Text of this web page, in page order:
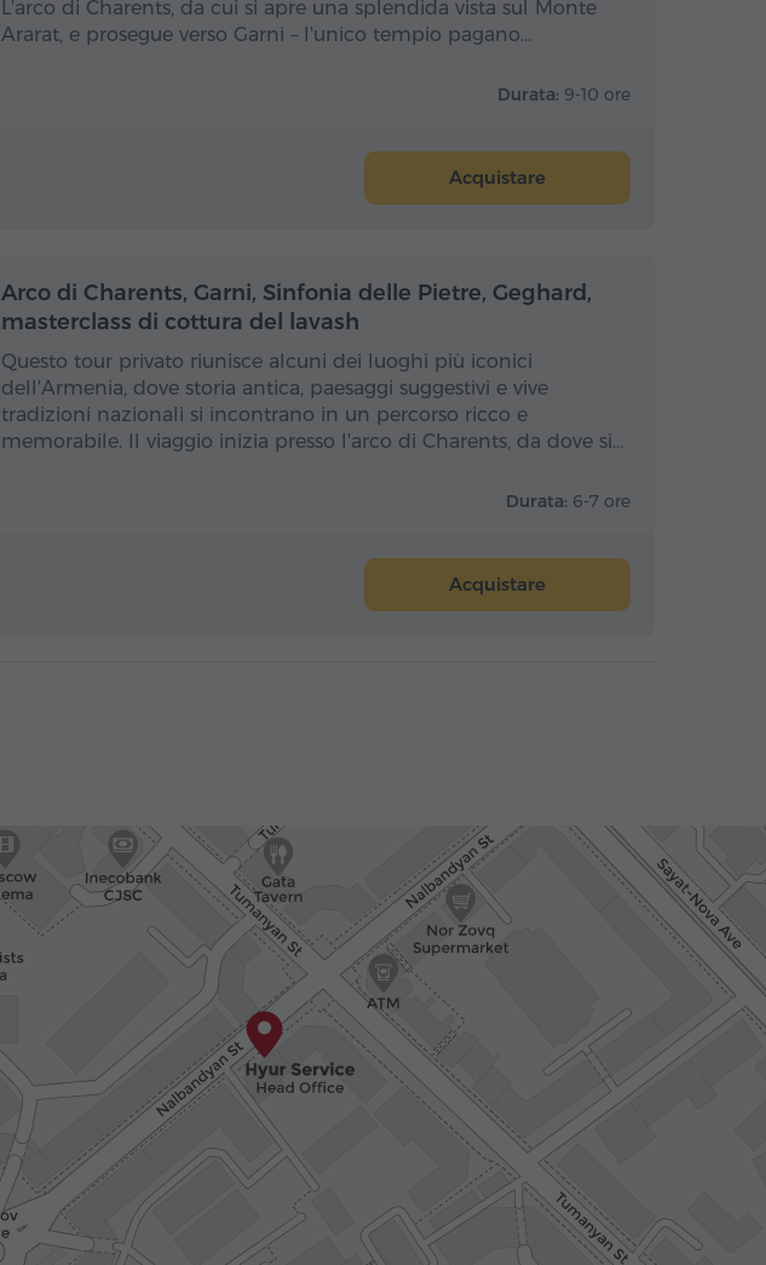
L'arco di Charents, da cui si apre una splendida vista sul Monte
Ararat, e prosegue verso Garni – l'unico tempio pagano…
Durata: 9-10 ore
Acquistare
Mezza giornata Mezza giornata
Arco di Charents, Garni, Sinfonia delle Pietre, Geghard,
masterclass di cottura del lavash
Questo tour privato riunisce alcuni dei luoghi più iconici
dell'Armenia, dove storia antica, paesaggi suggestivi e vive
tradizioni nazionali si incontrano in un percorso ricco e
memorabile. Il viaggio inizia presso l'arco di Charents, da dove si…
Durata: 6-7 ore
Acquistare